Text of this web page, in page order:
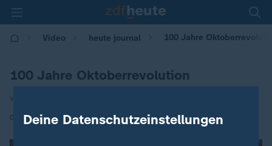
Video heute journal 100 Jahre
100 Jahre Oktoberrevolution
von Phoebe Gaa
07.11.2017 | 21:45
Deine Datenschutzeinstellungen